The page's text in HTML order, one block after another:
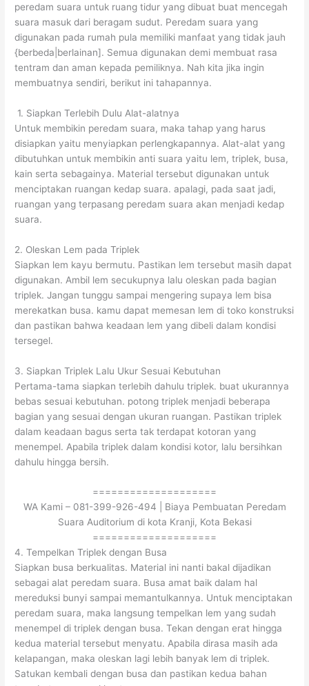
peredam suara untuk ruang tidur yang dibuat buat mencegah
suara masuk dari beragam sudut. Peredam suara yang
digunakan pada rumah pula memiliki manfaat yang tidak jauh
{berbeda|berlainan]. Semua digunakan demi membuat rasa
tentram dan aman kepada pemiliknya. Nah kita jika ingin
membuatnya sendiri, berikut ini tahapannya.
1. Siapkan Terlebih Dulu Alat-alatnya
Untuk membikin peredam suara, maka tahap yang harus
disiapkan yaitu menyiapkan perlengkapannya. Alat-alat yang
dibutuhkan untuk membikin anti suara yaitu lem, triplek, busa,
kain serta sebagainya. Material tersebut digunakan untuk
menciptakan ruangan kedap suara. apalagi, pada saat jadi,
ruangan yang terpasang peredam suara akan menjadi kedap
suara.
2. Oleskan Lem pada Triplek
Siapkan lem kayu bermutu. Pastikan lem tersebut masih dapat
digunakan. Ambil lem secukupnya lalu oleskan pada bagian
triplek. Jangan tunggu sampai mengering supaya lem bisa
merekatkan busa. kamu dapat memesan lem di toko konstruksi
dan pastikan bahwa keadaan lem yang dibeli dalam kondisi
tersegel.
3. Siapkan Triplek Lalu Ukur Sesuai Kebutuhan
Pertama-tama siapkan terlebih dahulu triplek. buat ukurannya
bebas sesuai kebutuhan. potong triplek menjadi beberapa
bagian yang sesuai dengan ukuran ruangan. Pastikan triplek
dalam keadaan bagus serta tak terdapat kotoran yang
menempel. Apabila triplek dalam kondisi kotor, lalu bersihkan
dahulu hingga bersih.
====================
WA Kami – 081-399-926-494 | Biaya Pembuatan Peredam
Suara Auditorium di kota Kranji, Kota Bekasi
====================
4. Tempelkan Triplek dengan Busa
Siapkan busa berkualitas. Material ini nanti bakal dijadikan
sebagai alat peredam suara. Busa amat baik dalam hal
mereduksi bunyi sampai memantulkannya. Untuk menciptakan
peredam suara, maka langsung tempelkan lem yang sudah
menempel di triplek dengan busa. Tekan dengan erat hingga
kedua material tersebut menyatu. Apabila dirasa masih ada
kelapangan, maka oleskan lagi lebih banyak lem di triplek.
Satukan kembali dengan busa dan pastikan kedua bahan